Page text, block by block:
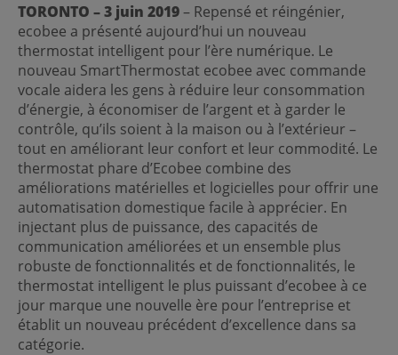
TORONTO – 3 juin 2019– Repensé et réingénier,
ecobee a présenté aujourd’hui un nouveau
thermostat intelligent pour l’ère numérique. Le
nouveau SmartThermostat ecobee avec commande
vocale aidera les gens à réduire leur consommation
d’énergie, à économiser de l’argent et à garder le
contrôle, qu’ils soient à la maison ou à l’extérieur –
tout en améliorant leur confort et leur commodité. Le
thermostat phare d’Ecobee combine des
améliorations matérielles et logicielles pour offrir une
automatisation domestique facile à apprécier. En
injectant plus de puissance, des capacités de
communication améliorées et un ensemble plus
robuste de fonctionnalités et de fonctionnalités, le
thermostat intelligent le plus puissant d’ecobee à ce
jour marque une nouvelle ère pour l’entreprise et
établit un nouveau précédent d’excellence dans sa
catégorie.